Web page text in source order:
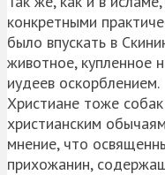
конкретными
было впускать в
животное, купленное
иудеев оскорблением.
Христиане тоже
христианским
мнение, что
прихожанин,